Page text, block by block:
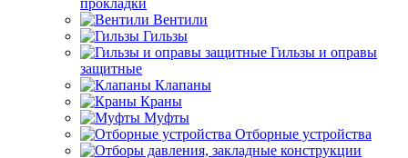
прокладки
Вентили
Гильзы
Гильзы и оправы
защитные
Клапаны
Краны
Муфты
Отборные устройства